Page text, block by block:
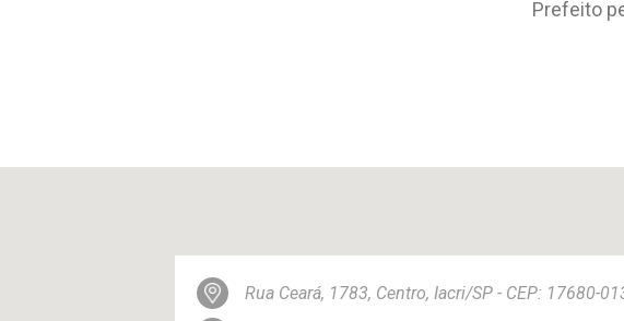
Prefeito
Rua Ceará, 1783, Centro, Iacri/SP - CEP: 17680-